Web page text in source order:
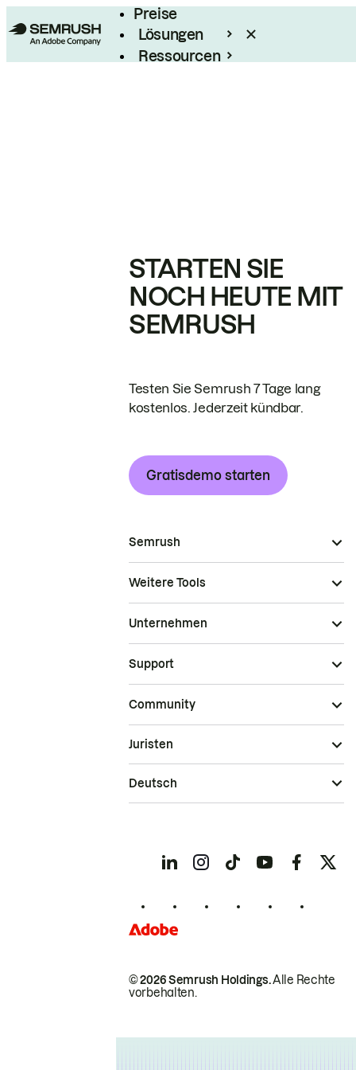
Preise
Lösungen
Ressourcen
STARTEN SIE
NOCH HEUTE MIT
SEMRUSH
Testen Sie Semrush 7 Tage lang
kostenlos. Jederzeit kündbar.
Gratisdemo starten
Semrush
Weitere Tools
Unternehmen
Support
Community
© 2026 Semrush Holdings.Alle Rechte
vorbehalten.
Juristen
Deutsch